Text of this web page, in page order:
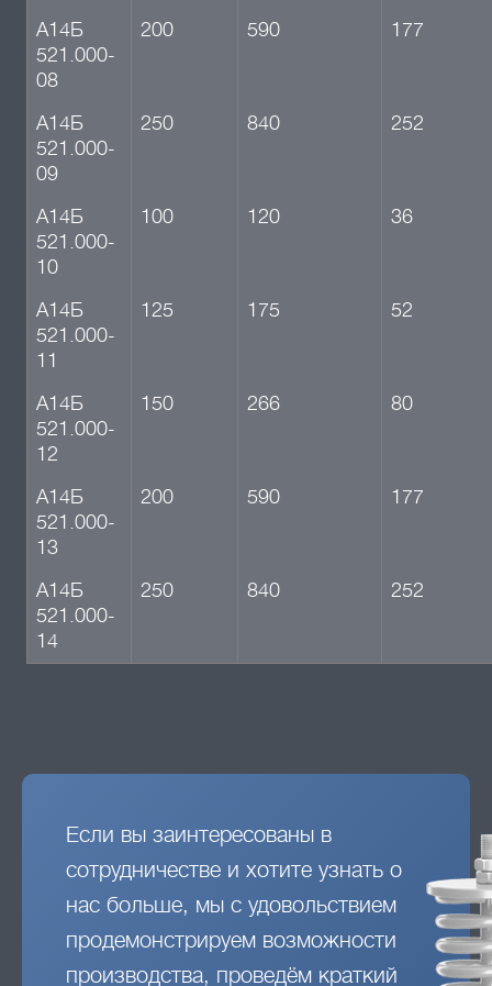
А14Б
521.000-
08
200 590 177
А14Б
521.000-
09
250 840 252
А14Б
521.000-
10
100 120 36
А14Б
521.000-
11
125 175 52
А14Б
521.000-
12
150 266 80
А14Б
521.000-
13
200 590 177
А14Б
521.000-
14
250 840 252
Если вы заинтересованы в
сотрудничестве и хотите узнать о
нас больше, мы с удовольствием
продемонстрируем возможности
производства, проведём краткий